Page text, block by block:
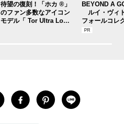
待望の復刻！「ホカ ®」
のファン多数なアイコン
モデル「 Tor Ultra Lo（
BEYOND A
ルイ・ヴィ
フォールコレ
描くプレッピ